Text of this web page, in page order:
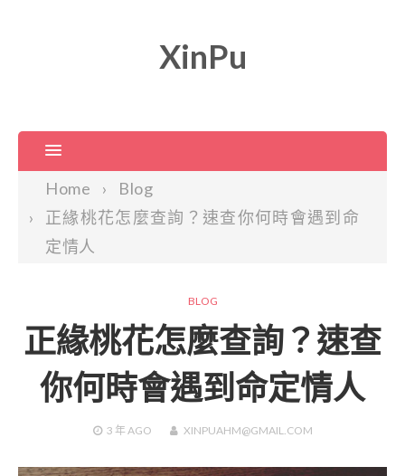
XinPu
Home
Blog
正緣桃花怎麼查詢？速查你何時會遇到命
定情人
BLOG
正緣桃花怎麼查詢？速查
你何時會遇到命定情人
3 年AGO XINPUAHM@GMAIL.COM